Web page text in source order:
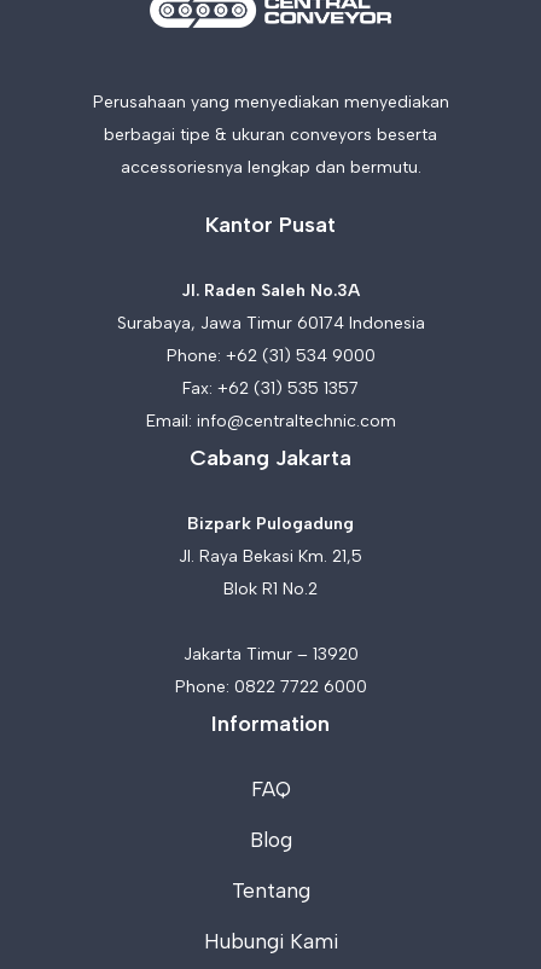
Perusahaan yang menyediakan menyediakan
berbagai tipe & ukuran conveyors beserta
accessoriesnya lengkap dan bermutu.
Kantor Pusat
Jl. Raden Saleh No.3A
Surabaya, Jawa Timur 60174 Indonesia
Phone: +62 (31) 534 9000
Fax: +62 (31) 535 1357
Email: info@centraltechnic.com
Cabang Jakarta
Bizpark Pulogadung
Jl. Raya Bekasi Km. 21,5
Blok R1 No.2
Jakarta Timur – 13920
Phone: 0822 7722 6000
Information
FAQ
Blog
Tentang
Hubungi Kami